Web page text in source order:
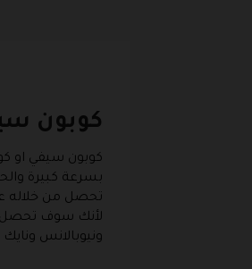
كوبون
كوبون سيفي او
بسرعة كبيرة
تحصل من خلاله
ونيوبالانس